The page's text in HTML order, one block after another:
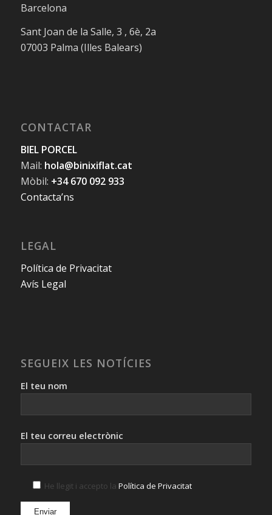
Barcelona
Sant Joan de la Salle, 3 , 6è, 2a
07003 Palma (Illes Balears)
CONTACTAR
BIEL PORCEL
Mail: hola@binixiflat.cat
Mòbil: +34 670 092 933
Contacta’ns
LEGAL
Política de Privacitat
Avís Legal
SEGUEIX LES NOTÍCIES
El teu nom
El teu correu electrònic
He llegit i accepto la Política de Privacitat